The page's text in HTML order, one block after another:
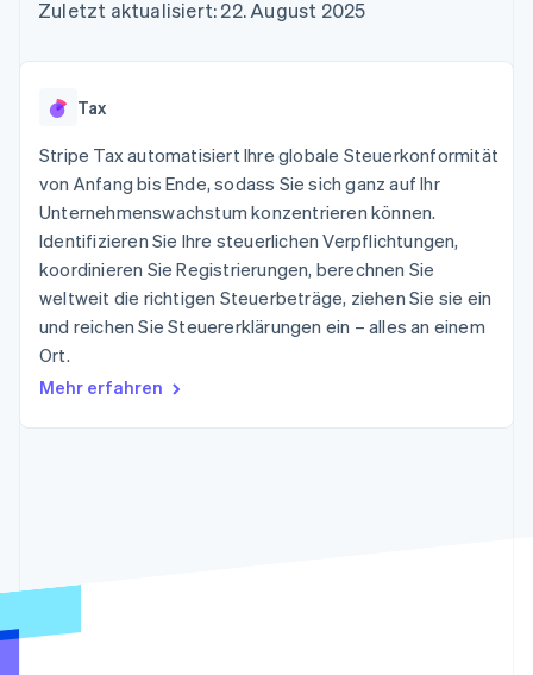
Authorization
Optimierung der
Autorisierungsraten
Link
Beschleunigter
Bezahlvorgang
Financial
Connections
Finanzdaten
Data Pipeline
Datensynchronisierung
Climate
Geldmanagement
SaaS
Nach Branche
KI-Unternehmen
Gaming
Bewirtung, Reisen und
Freizeit
Versicherungen
Medien und
Organisationen
Marktplatz auf
Abonnementverwaltung
Abrechnung um
Stablecoin-gestützte
Karten ausgeben: So
geht´s
Bereitstellung und
Verwaltung von
Diensten mit Agenten
Kontakt
kontaktieren
Partner werden
Zuletzt aktualisiert: 22. August 2025
Tax
Stripe Tax automatisiert Ihre globale Steuerkonformität
von Anfang bis Ende, sodass Sie sich ganz auf Ihr
Unternehmenswachstum konzentrieren können.
Identifizieren Sie Ihre steuerlichen Verpflichtungen,
koordinieren Sie Registrierungen, berechnen Sie
weltweit die richtigen Steuerbeträge, ziehen Sie sie ein
und reichen Sie Steuererklärungen ein – alles an einem
Ort.
Mehr erfahren